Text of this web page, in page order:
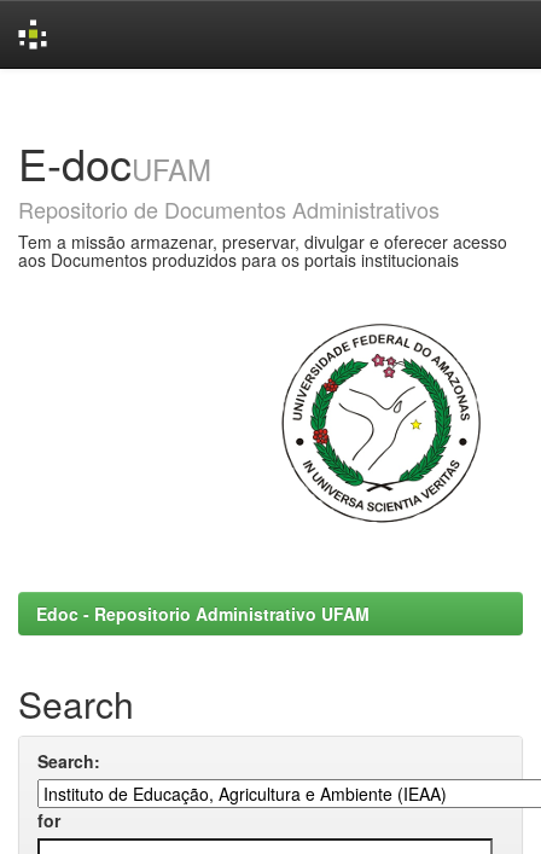
E-docUFAM
Repositorio de Documentos Administrativos
Tem a missão armazenar, preservar, divulgar e oferecer acesso
aos Documentos produzidos para os portais institucionais
Edoc - Repositorio Administrativo UFAM
Search
Search:
for